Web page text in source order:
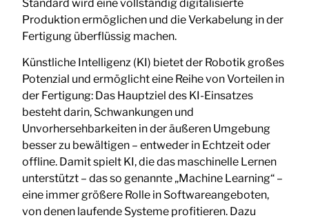
Standard wird eine vollständig digitalisierte
Produktion ermöglichen und die Verkabelung in der
Fertigung überflüssig machen.
Künstliche Intelligenz (KI) bietet der Robotik großes
Potenzial und ermöglicht eine Reihe von Vorteilen in
der Fertigung: Das Hauptziel des KI-Einsatzes
besteht darin, Schwankungen und
Unvorhersehbarkeiten in der äußeren Umgebung
besser zu bewältigen – entweder in Echtzeit oder
offline. Damit spielt KI, die das maschinelle Lernen
unterstützt – das so genannte „Machine Learning“ –
eine immer größere Rolle in Softwareangeboten,
von denen laufende Systeme profitieren. Dazu